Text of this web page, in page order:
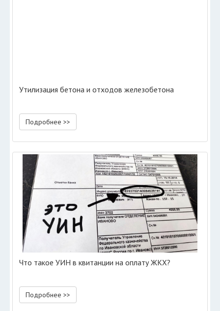
Утилизация бетона и отходов железобетона
Подробнее >>
Что такое УИН в квитанции на оплату ЖКХ?
Подробнее >>